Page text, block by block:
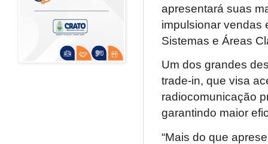
apresentará suas
impulsionar vendas
Sistemas e Áreas
Um dos grandes
trade-in, que visa
radiocomunicação
garantindo maior
“Mais do que